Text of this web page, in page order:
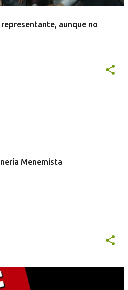
aunque no
Menemista